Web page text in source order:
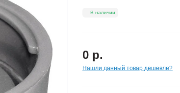
В наличии
0 р.
Нашли данный товар дешевле?